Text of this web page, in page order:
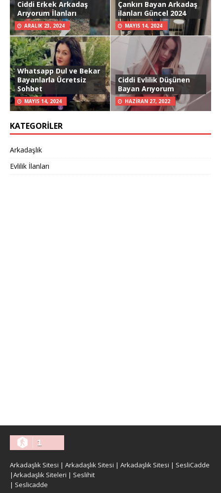
Ciddi Erkek Arkadaş
Arıyorum İlanları
ARALIK 23, 2024
Çankırı Bayan Arkadaş
ilanları Güncel 2024
MAYIS 14, 2024
Whatsapp Dul ve Bekar
Bayanlarla Ücretsiz
Sohbet
MAYIS 14, 2024
Ciddi Evlilik Düşünen
Bayan Arıyorum
HAZIRAN 27, 2022
KATEGORILER
Arkadaşlık
Evlilik İlanları
1
Arkadaşlık Sitesi | Arkadaşlık Sitesi | Arkadaşlık Sitesi | SesliCadde
|Arkadaşlık Siteleri | Seslihit
| Seslicadde